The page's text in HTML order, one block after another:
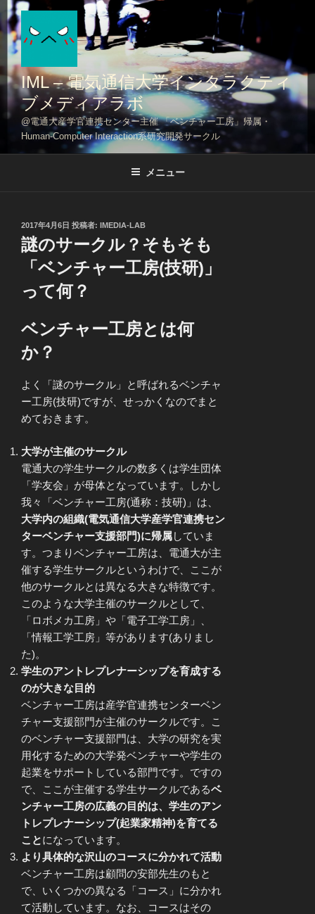
コ
ン
ツ
ス
IML – 電気通信大学インタラクティ
ブメディアラボ
@電通大産学官連携センター主催 「ベンチャー工房」帰属・
Human-Computer Interaction系研究開発サークル
メニュー
投
稿
日:
2017年4月6日 投稿者: IMEDIA-LAB
謎のサークル？そもそも
「ベンチャー工房(技研)」
って何？
ベンチャー工房とは何
か？
よく「謎のサークル」と呼ばれるベンチャ
ー工房(技研)ですが、せっかくなのでまと
めておきます。
大学が主催のサークル
電通大の学生サークルの数多くは学生団体
「学友会」が母体となっています。しかし
我々「ベンチャー工房(通称：技研)」は、
大学内の組織(電気通信大学産学官連携セン
ターベンチャー支援部門)に帰属していま
す。つまりベンチャー工房は、電通大が主
催する学生サークルというわけで、ここが
他のサークルとは異なる大きな特徴です。
このような大学主催のサークルとして、
「ロボメカ工房」や「電子工学工房」、
「情報工学工房」等があります(ありまし
た)。
学生のアントレプレナーシップを育成する
のが大きな目的
ベンチャー工房は産学官連携センターベン
チャー支援部門が主催のサークルです。こ
のベンチャー支援部門は、大学の研究を実
用化するための大学発ベンチャーや学生の
起業をサポートしている部門です。ですの
で、ここが主催する学生サークルであるベ
ンチャー工房の広義の目的は、学生のアン
トレプレナーシップ(起業家精神)を育てる
ことになっています。
より具体的な沢山のコースに分かれて活動
ベンチャー工房は顧問の安部先生のもと
で、いくつかの異なる「コース」に分かれ
て活動しています。なお、コースはその